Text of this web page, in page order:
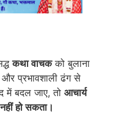
कथा वाचकको बुलाना
और प्रभावशाली ढंग से
में बदल जाए, तो आचार्य
हो सकता।